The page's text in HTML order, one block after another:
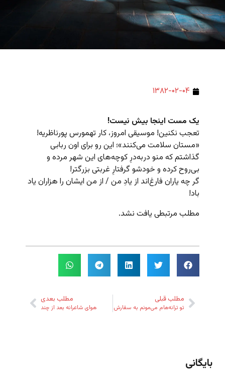
۱۳۸۲-۰۲-۰۴
یک مست اینجا بیش نیست!
تعجب نکنین! موسیقی امروز، کار تهمورس پورناظریه!
«مستان سلامت می‌کنند»؛ این رو برای اون ربابی
گذاشتم که منو دربه‌درِ کوچه‌های این شهر مرده و
بی‌روح کرده و خودشو گرفتارِ غربتی بزرگتر!
گر چه یاران فارغ‌اند از یادِ من / از من ایشان را هزاران یاد
باد!
مطلب مرتبطی یافت نشد.
مطلب قبلی
تو ترانه‌هام می‌مونم به سفارش
مطلب بعدی
هوای شاعرانه بعد از چند
بایگانی